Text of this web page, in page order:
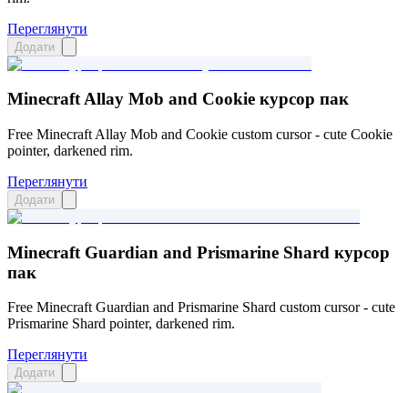
Переглянути
Додати
Minecraft Allay Mob and Cookie курсор пак
Free Minecraft Allay Mob and Cookie custom cursor - cute Cookie
pointer, darkened rim.
Переглянути
Додати
Minecraft Guardian and Prismarine Shard курсор
пак
Free Minecraft Guardian and Prismarine Shard custom cursor - cute
Prismarine Shard pointer, darkened rim.
Переглянути
Додати